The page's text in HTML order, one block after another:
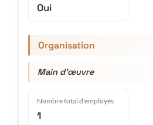
Oui
Organisation
Main d'œuvre
Nombre total d'employés
1